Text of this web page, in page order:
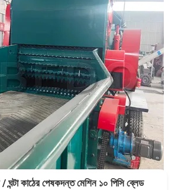
কাঠের পেষকদন্ত মেশিন ১০ পিসি ব্লেড